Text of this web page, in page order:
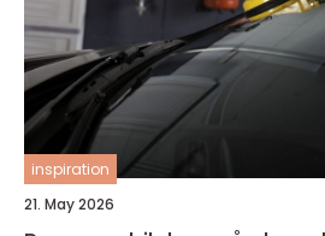
inspiration
21. May 2026